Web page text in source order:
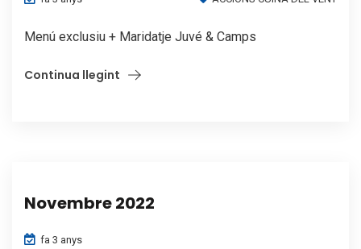
Menú exclusiu + Maridatje Juvé & Camps
Continua llegint
Novembre 2022
fa 3 anys